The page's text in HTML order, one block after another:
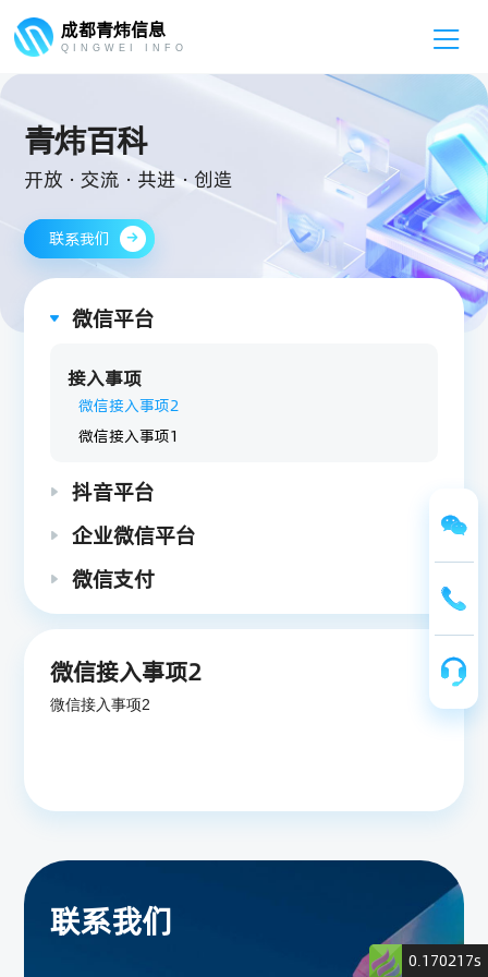
成都青炜信息
QINGWEI INFO 



青炜百科
开放 · 交流 · 共进 · 创造
联系我们 
 微信平台
接入事项
微信接入事项2
微信接入事项1
 抖音平台
 企业微信平台
 微信支付
微信接入事项2
微信接入事项2
联系我们
0.170217s